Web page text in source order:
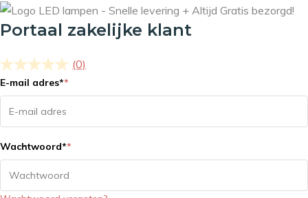
Portaal zakelijke klant
(0)
E-mail adres**
Wachtwoord**